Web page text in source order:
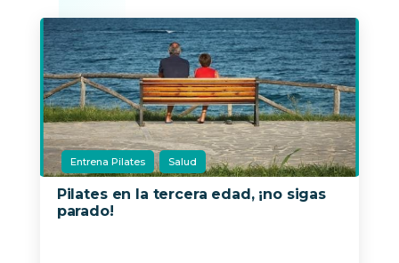
Entrena Pilates Salud
Pilates en la tercera edad, ¡no sigas
parado!